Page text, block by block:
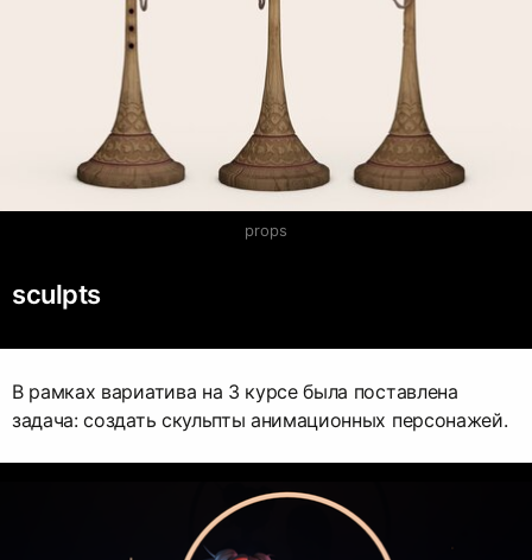
props
sculpts
В рамках вариатива на 3 курсе была поставлена
задача: создать скульпты анимационных персонажей.